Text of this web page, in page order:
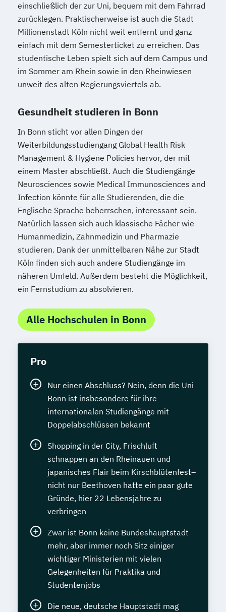
einschließlich der zur Uni, bequem mit dem Fahrrad
zurücklegen. Praktischerweise ist auch die Stadt
Millionenstadt Köln nicht weit entfernt und ganz
einfach mit dem Semesterticket zu erreichen. Das
studentische Leben spielt sich auf dem Campus und
im Sommer am Rhein sowie in den Rheinwiesen
unweit des alten Regierungsviertels ab.
Gesundheit studieren in Bonn
In Bonn sticht vor allen Dingen der
Weiterbildungsstudiengang Global Health Risk
Management & Hygiene Policies hervor, der mit
einem Master abschließt. Auch die Studiengänge
Neurosciences sowie Medical Immunosciences and
Infection könnte für alle Studierenden, die die
Englische Sprache beherrschen, interessant sein.
Natürlich lassen sich auch klassische Fächer wie
Humanmedizin, Zahnmedizin und Pharmazie
studieren. Dank der unmittelbaren Nähe zur Stadt
Köln finden sich auch andere Studiengänge im
näheren Umfeld. Außerdem besteht die Möglichkeit,
ein Fernstudium zu absolvieren.
Alle Hochschulen in Bonn
Pro
Nur einen Abschluss? Nein, denn die Uni
Bonn ist insbesondere für ihre
internationalen Studiengänge mit
Doppelabschlüssen bekannt
Shopping in der City, Frischluft
schnappen an den Rheinauen und
japanisches Flair beim Kirschblütenfest–
nicht nur Beethoven hatte ein paar gute
Gründe, hier 22 Lebensjahre zu
verbringen
Zwar ist Bonn keine Bundeshauptstadt
mehr, aber immer noch Sitz einiger
wichtiger Ministerien mit vielen
Gelegenheiten für Praktika und
Studentenjobs
Die neue, deutsche Hauptstadt mag